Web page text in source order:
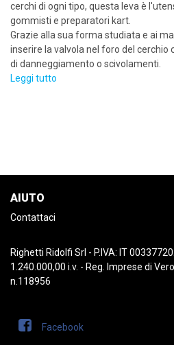
cerchi di ogni tipo, questa leva è
gommisti e preparatori kart.
Grazie alla sua forma studiata e ai
inserire la valvola nel foro del cerchio
di danneggiamento o scivolamenti.
Leggi tutto
AIUTO
Contattaci
Righetti Ridolfi Srl - P.IVA: IT
1.240.000,00 i.v. - Reg. Imprese di
n.118956
Facebook